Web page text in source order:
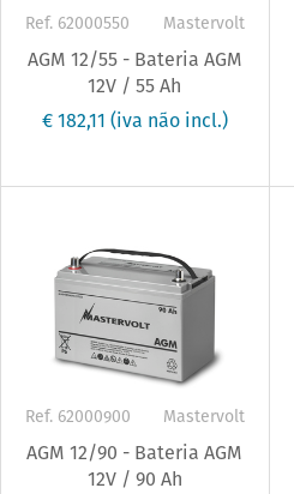
Ref. 62000550 Mastervolt
AGM 12/55 - Bateria AGM
12V / 55 Ah
€ 182,11 (iva não incl.)
Ref. 62000900 Mastervolt
AGM 12/90 - Bateria AGM
12V / 90 Ah